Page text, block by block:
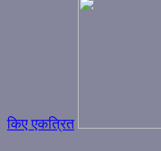
किए एकत्रित